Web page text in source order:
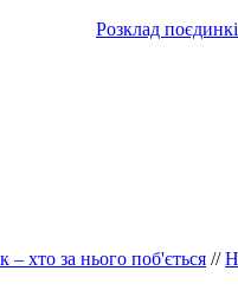
Розклад
– хто за нього поб'ється //